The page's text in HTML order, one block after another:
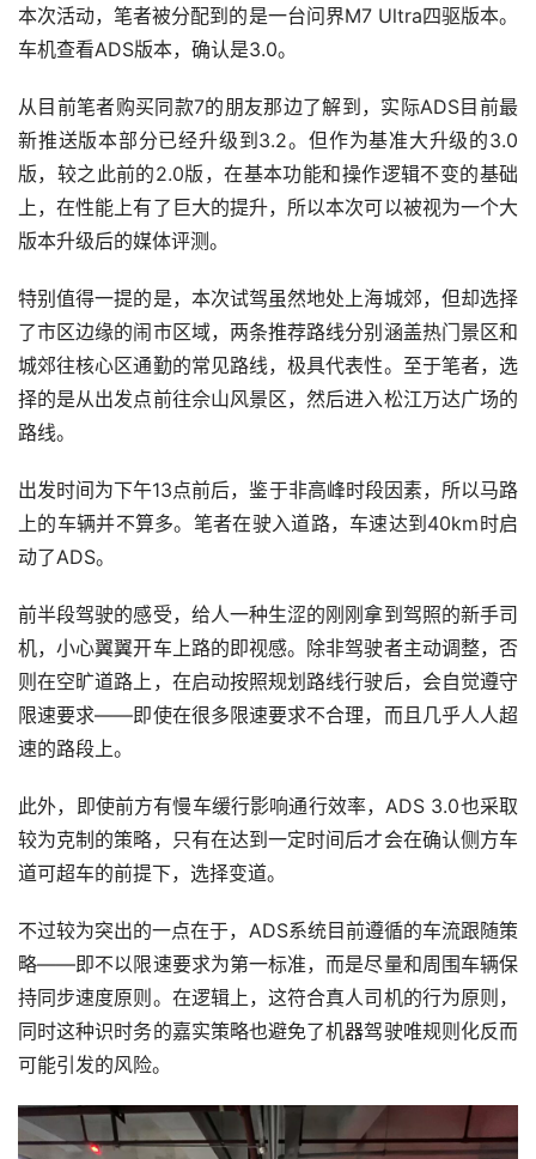
本次活动，笔者被分配到的是一台问界M7 Ultra四驱版本。
车机查看ADS版本，确认是3.0。
从目前笔者购买同款7的朋友那边了解到，实际ADS目前最
新推送版本部分已经升级到3.2。但作为基准大升级的3.0
版，较之此前的2.0版，在基本功能和操作逻辑不变的基础
上，在性能上有了巨大的提升，所以本次可以被视为一个大
版本升级后的媒体评测。
特别值得一提的是，本次试驾虽然地处上海城郊，但却选择
了市区边缘的闹市区域，两条推荐路线分别涵盖热门景区和
城郊往核心区通勤的常见路线，极具代表性。至于笔者，选
择的是从出发点前往佘山风景区，然后进入松江万达广场的
路线。
出发时间为下午13点前后，鉴于非高峰时段因素，所以马路
上的车辆并不算多。笔者在驶入道路，车速达到40km时启
动了ADS。
前半段驾驶的感受，给人一种生涩的刚刚拿到驾照的新手司
机，小心翼翼开车上路的即视感。除非驾驶者主动调整，否
则在空旷道路上，在启动按照规划路线行驶后，会自觉遵守
限速要求——即使在很多限速要求不合理，而且几乎人人超
速的路段上。
此外，即使前方有慢车缓行影响通行效率，ADS 3.0也采取
较为克制的策略，只有在达到一定时间后才会在确认侧方车
道可超车的前提下，选择变道。
不过较为突出的一点在于，ADS系统目前遵循的车流跟随策
略——即不以限速要求为第一标准，而是尽量和周围车辆保
持同步速度原则。在逻辑上，这符合真人司机的行为原则，
同时这种识时务的嘉实策略也避免了机器驾驶唯规则化反而
可能引发的风险。